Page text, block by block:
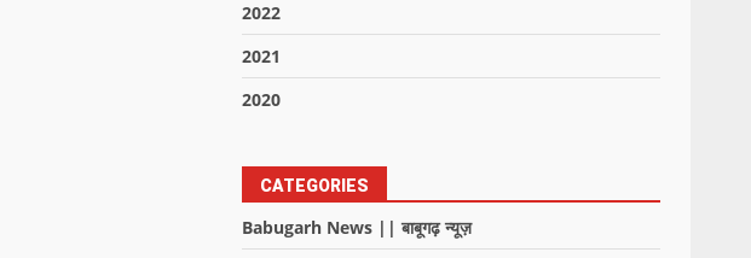
2022
2021
2020
CATEGORIES
Babugarh News || बाबूगढ़ न्यूज़